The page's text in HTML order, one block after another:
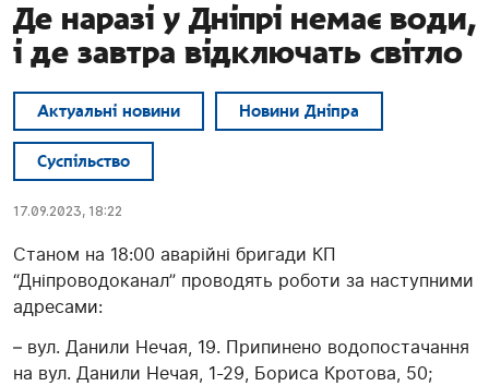
Де наразі у Дніпрі немає води,
і де завтра відключать світло
Актуальні новини Новини Дніпра
Суспільство
17.09.2023, 18:22
Станом на 18:00 аварійні бригади КП
“Дніпроводоканал” проводять роботи за наступними
адресами:
– вул. Данили Нечая, 19. Припинено водопостачання
на вул. Данили Нечая, 1-29, Бориса Кротова, 50;